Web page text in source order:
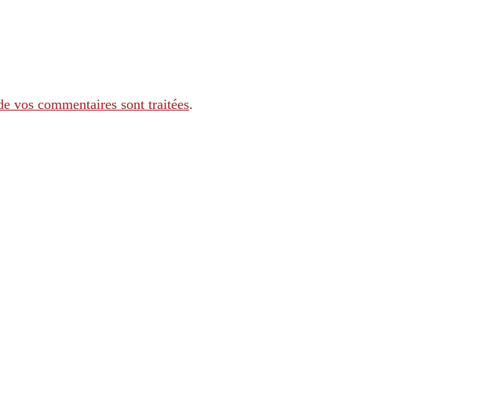
vos commentaires sont traitées.